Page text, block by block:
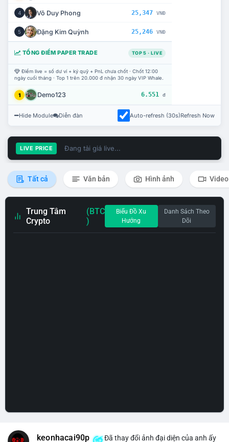
4 Võ Duy Phong 25,347 VNĐ
5 Đặng Kim Quỳnh 25,246 VNĐ
TỔNG ĐIỂM PAPER TRADE TOP 5 · LIVE
Điểm live = số dư ví + ký quỹ + PnL chưa chốt · Chốt 12:00
ngày cuối tháng · Top 1 trên 20.000 đ nhận 30 ngày VIP Whale.
1 Demo123 6.551 đ
Hide Module Diễn đàn Auto-refresh (30s)Refresh Now
LIVE PRICE Đang tải giá live...
Tất cả Văn bản Hình ảnh Video
Trung Tâm
Crypto
(BTC
)
Biểu Đồ Xu
Hướng
Danh Sách Theo
Dõi
keonhacai90p Đã thay đổi ảnh đại diện của anh ấy